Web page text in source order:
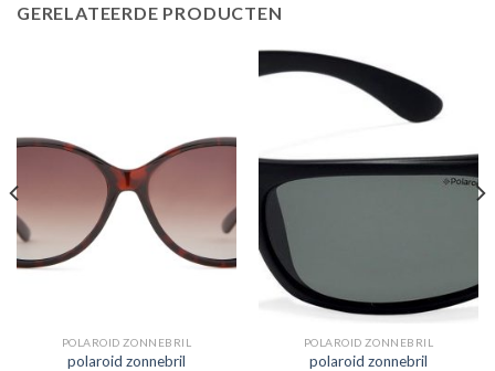
GERELATEERDE PRODUCTEN
POLAROID ZONNEBRIL
polaroid zonnebril
POLAROID ZONNEBRIL
polaroid zonnebril